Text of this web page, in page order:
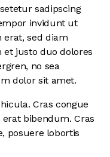
sadipscing
invidunt ut
erat, sed diam
et justo duo dolores
no sea
dolor sit amet.
Cras congue
bibendum. Cras
posuere lobortis